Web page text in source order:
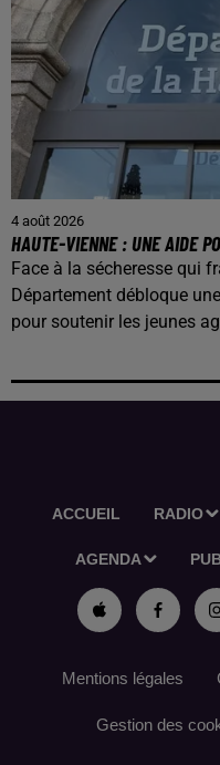
4 août 2026
HAUTE-VIENNE : UNE AIDE
Face à la sécheresse qui
Département débloque
pour soutenir les jeunes
ACCUEIL RADIO
AGENDA
Mentions légales
Gestion des